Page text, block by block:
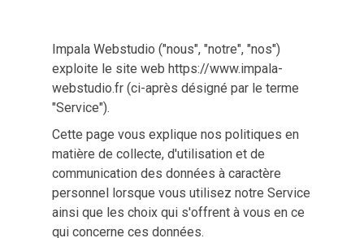
Impala Webstudio ("nous", "notre", "nos")
exploite le site web https://www.impala-
webstudio.fr (ci-après désigné par le terme
"Service").
Cette page vous explique nos politiques en
matière de collecte, d'utilisation et de
communication des données à caractère
personnel lorsque vous utilisez notre Service
ainsi que les choix qui s'offrent à vous en ce
qui concerne ces données.